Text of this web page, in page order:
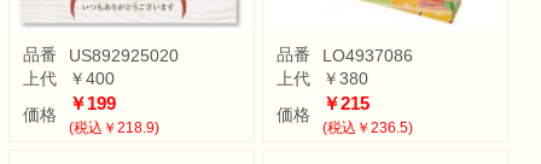
品番
US892925020
上代
￥400
価格
￥199
(税込￥218.9)
品番
LO4937086
上代
￥380
価格
￥215
(税込￥236.5)